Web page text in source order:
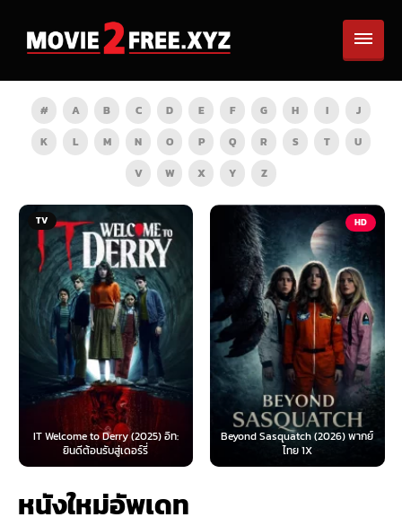
# A B C D E F G H I
J
K
L M N O P Q R S T
U
V
W X Y Z
TV
IT Welcome to Derry (2025) อิท:
ยินดีต้อนรับสู่เดอร์รี่
HD
Beyond Sasquatch (2026) พากย์
ไทย 1X
หนังใหม่อัพเดท